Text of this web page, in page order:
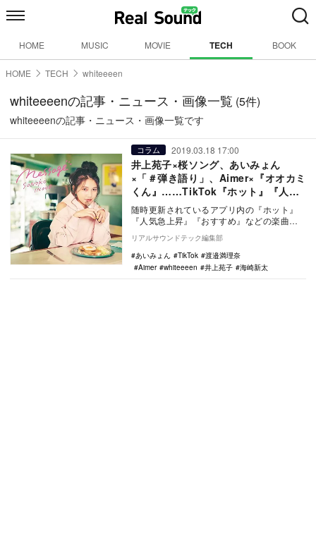
HOME MUSIC MOVIE TECH BOOK
HOME TECH whiteeeen
whiteeeenの記事・ニュース・画像一覧 (5件)
whiteeeenの記事・ニュース・画像一覧です
コラム 2019.03.18 17:00
井上苑子×桜ソング、あいみょん
×「＃弾き語り」、Aimer×『オオカミ
くん』……TikTok『ホット』『人気
急上昇』楽曲を考察
随時更新されているアプリ内の『ホット』
『人気急上昇』『おすすめ』などの楽曲リ
ストから、リアルタイムで話題の楽曲を毎
月紹介するこの…
リアルサウンドテック編集部
あいみょん
TikTok
渡邉満理奈
Aimer
whiteeeen 井上苑子 海崎新太